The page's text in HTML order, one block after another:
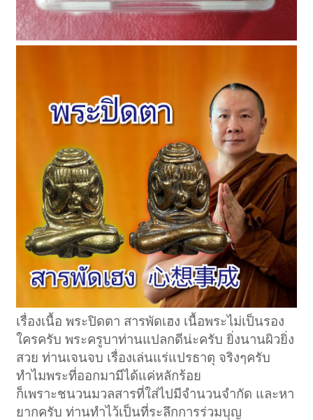
เรื่องเนื้อ พระปิดตา สารพัดเฮง เนื้อพระไม่เป็นรอง
ใครครับ พระครูบาท่านแปลกดีน่ะครับ ยิ่งนานผิวยิ่ง
สวย ท่านเจนจบ เรื่องเล่นแร่แปรธาตุ จริงๆครับ
ทำไมพระที่ออกมามีได้แค่หลักร้อย
ก็เพราะชนวนมวลสารที่ใส่ไปมีจำนวนจำกัด และหา
ยากครับ ท่านทำไว้เป็นที่ระลึกการร่วมบุญ